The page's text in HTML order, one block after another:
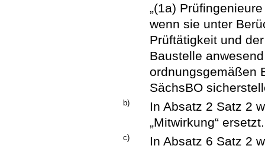
„(1a)
wenn sie unter
Prüftätigkeit und
Baustelle
ordnungsgemäßen
SächsBO
b)
In Absatz 2 Satz 2
„Mitwirkung“ ersetzt.
c)
In Absatz 6 Satz 2